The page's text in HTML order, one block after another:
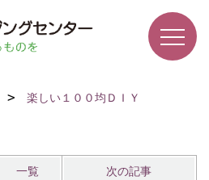
楽しい１００均ＤＩＹ
一覧 次の記事